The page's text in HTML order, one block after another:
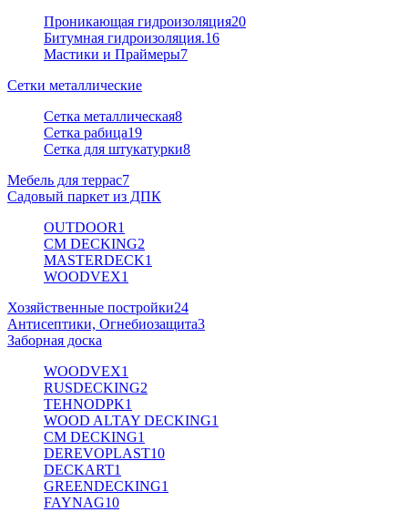
Проникающая гидроизоляция20
Битумная гидроизоляция.16
Мастики и Праймеры7
Сетки металлические
Сетка металлическая8
Сетка рабица19
Сетка для штукатурки8
Мебель для террас7
Садовый паркет из ДПК
OUTDOOR1
CM DECKING2
MASTERDECK1
WOODVEX1
Хозяйственные постройки24
Антисептики, Огнебиозащита3
Заборная доска
WOODVEX1
RUSDECKING2
TEHNODPK1
WOOD ALTAY DECKING1
CM DECKING1
DEREVOPLAST10
DECKART1
GREENDECKING1
FAYNAG10